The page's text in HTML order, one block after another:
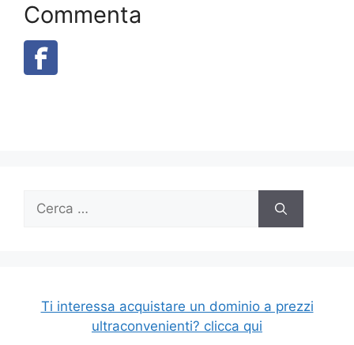
Commenta
Ricerca
Ti interessa acquistare un dominio a prezzi
ultraconvenienti? clicca qui